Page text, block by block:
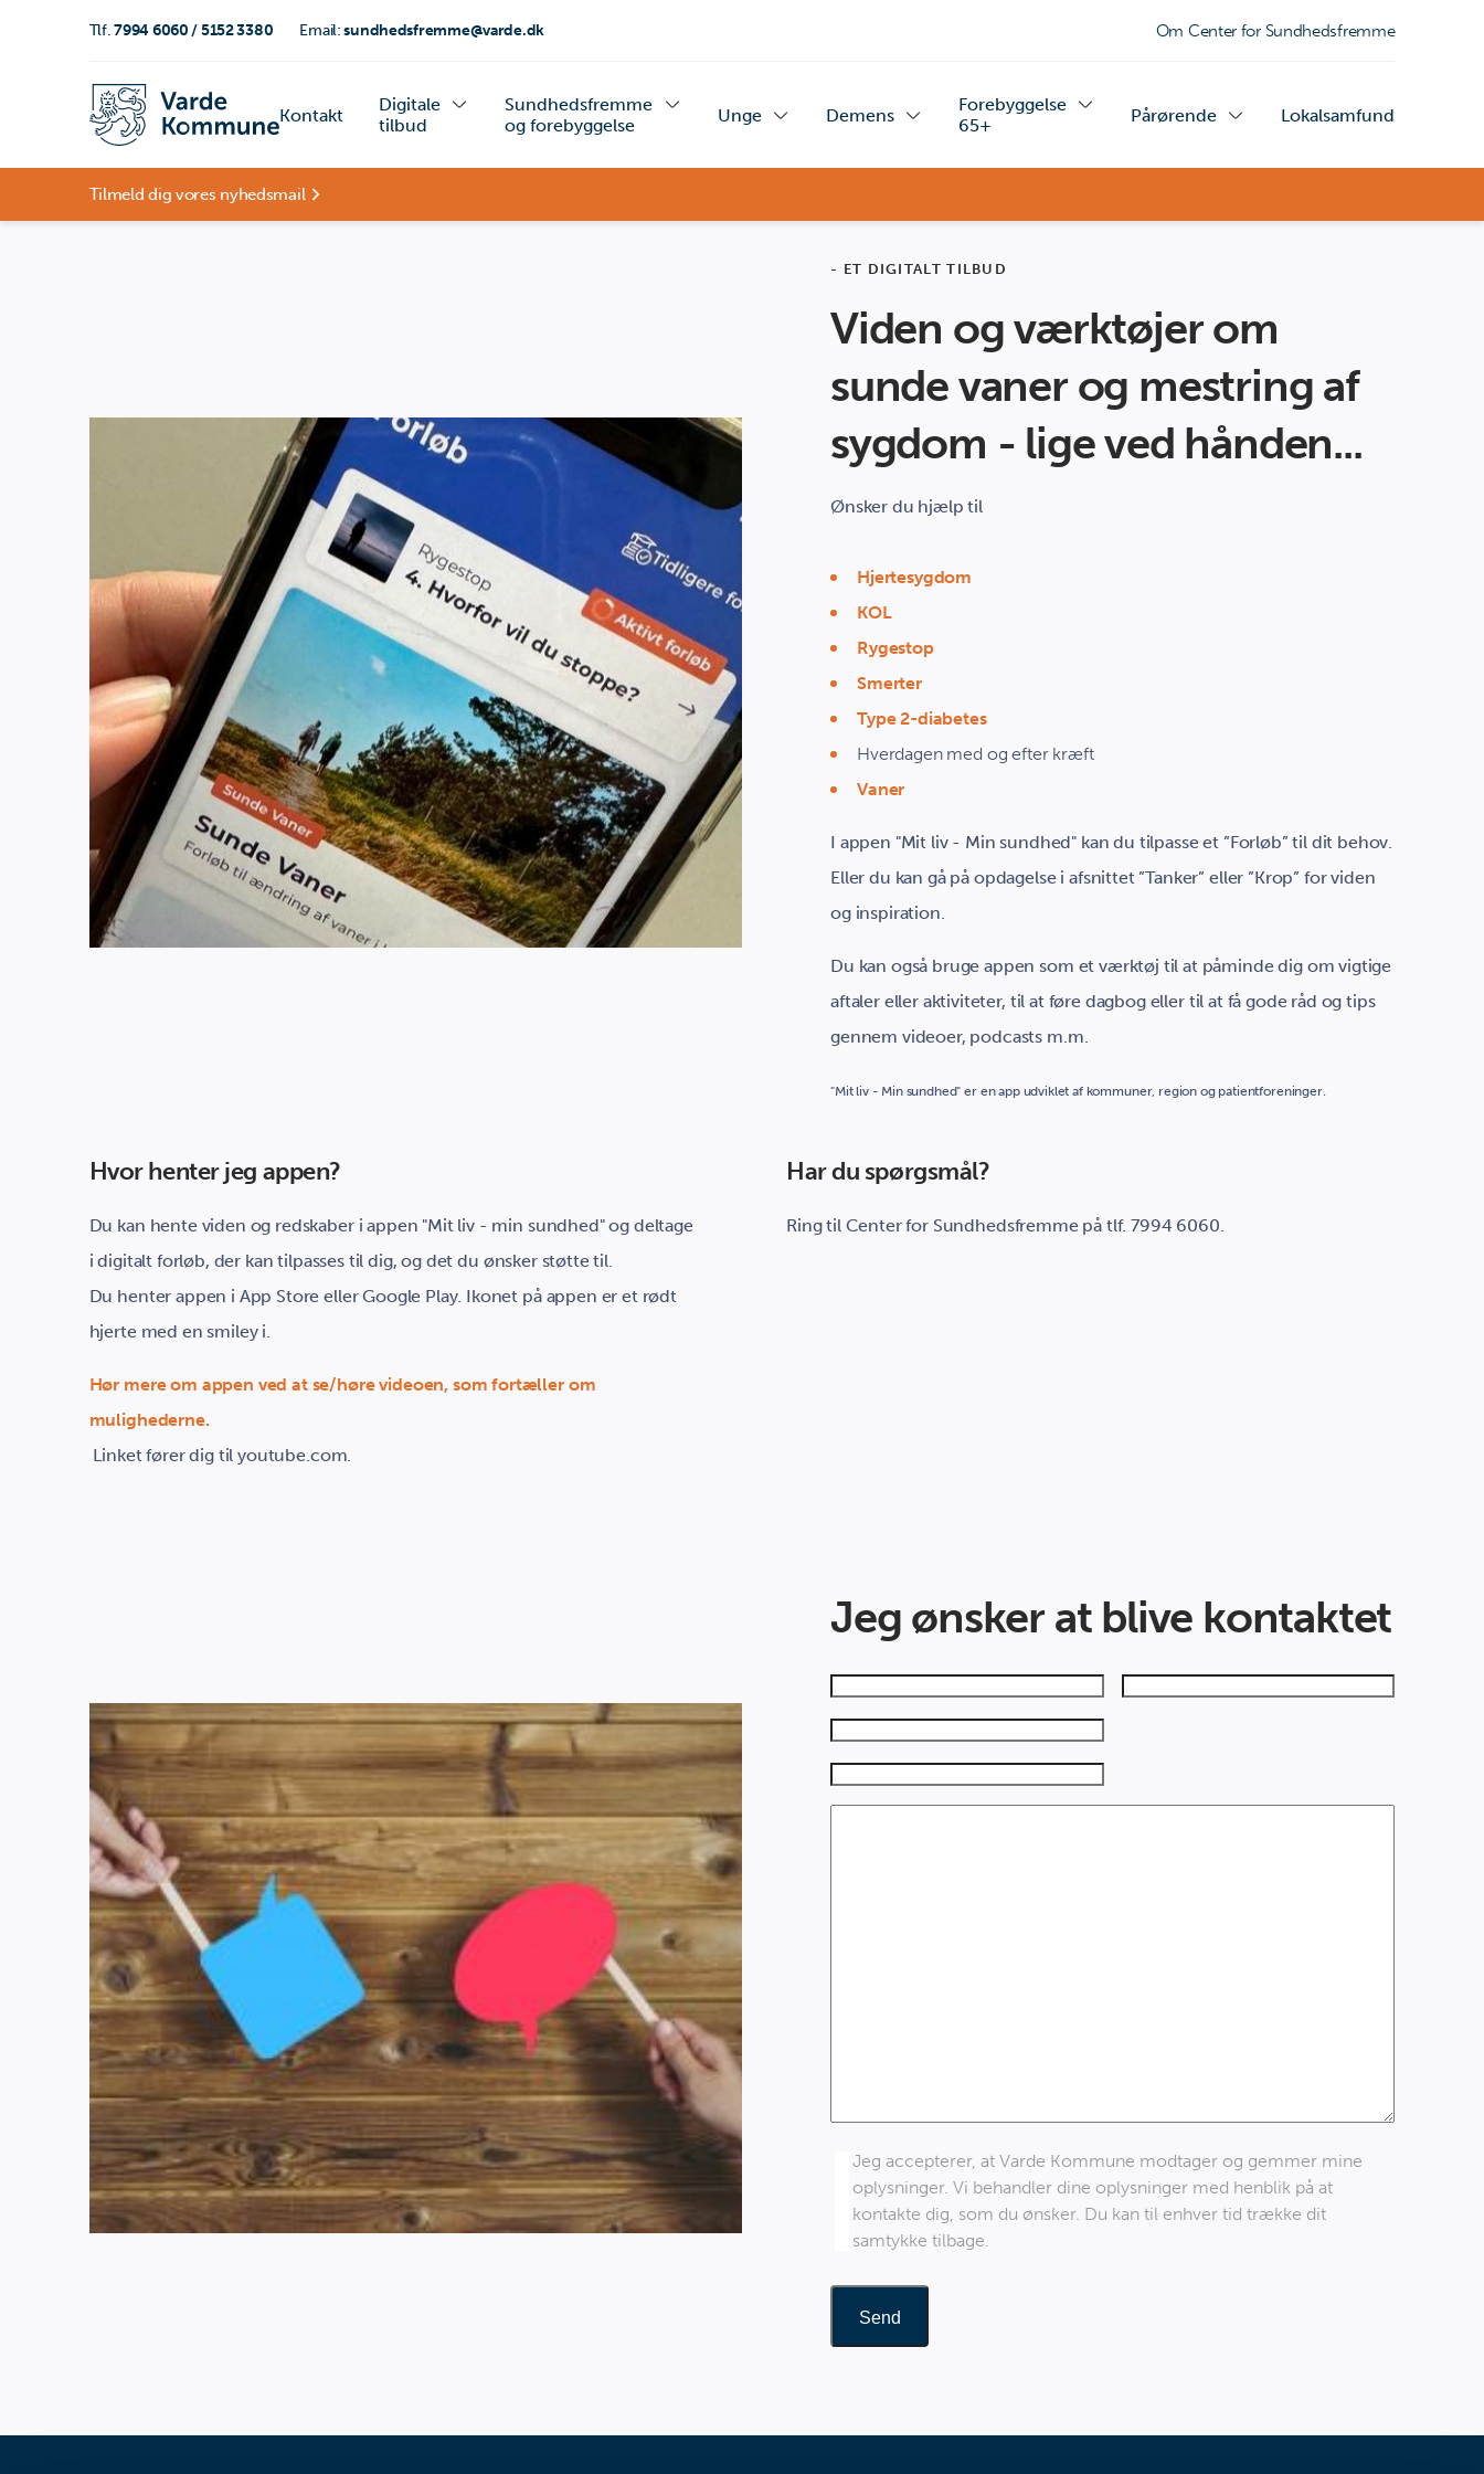
Tlf.7994 6060 / 5152 3380 Email:sundhedsfremme@varde.dk Om Center for Sundhedsfremme
Kontakt
Digitale
tilbud
Sundhedsfremme
og forebyggelse
Unge Demens
Forebyggelse
65+
Pårørende Lokalsamfund
Tilmeld dig vores nyhedsmail
- ET DIGITALT TILBUD
Viden og værktøjer om
sunde vaner og mestring af
sygdom - lige ved hånden...
Ønsker du hjælp til
Hjertesygdom
KOL
Rygestop
Smerter
Type 2-diabetes
Hverdagen med og efter kræft
Vaner
I appen "Mit liv - Min sundhed" kan du tilpasse et ”Forløb” til dit behov.
Eller du kan gå på opdagelse i afsnittet ”Tanker” eller ”Krop” for viden
og inspiration.
Du kan også bruge appen som et værktøj til at påminde dig om vigtige
aftaler eller aktiviteter, til at føre dagbog eller til at få gode råd og tips
gennem videoer, podcasts m.m.
"Mit liv - Min sundhed" er en app udviklet af kommuner, region og patientforeninger.
Hvor henter jeg appen?
Du kan hente viden og redskaber i appen "Mit liv - min sundhed" og deltage
i digitalt forløb, der kan tilpasses til dig, og det du ønsker støtte til.
Du henter appen i App Store eller Google Play. Ikonet på appen er et rødt
hjerte med en smiley i.
Hør mere om appen ved at se/høre videoen, som fortæller om
mulighederne.
Linket fører dig til youtube.com.
Har du spørgsmål?
Ring til Center for Sundhedsfremme på tlf. 7994 6060.
Jeg ønsker at blive kontaktet
Jeg accepterer, at Varde Kommune modtager og gemmer mine
oplysninger. Vi behandler dine oplysninger med henblik på at
kontakte dig, som du ønsker. Du kan til enhver tid trække dit
samtykke tilbage.